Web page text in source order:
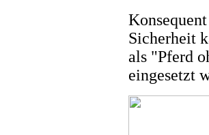
Sicherheit
als "Pferd
eingesetzt